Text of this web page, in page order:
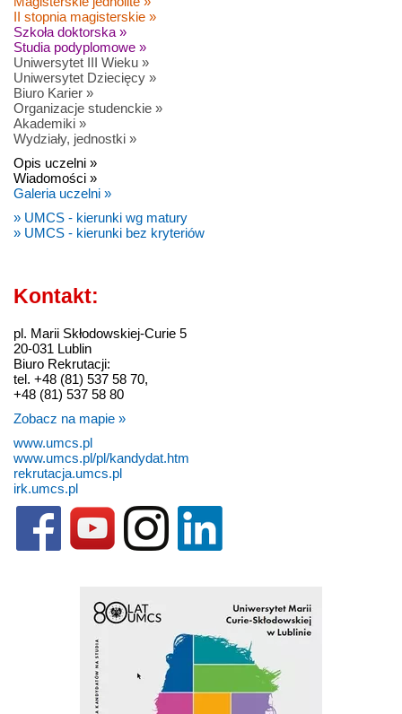
II stopnia magisterskie »
Szkoła doktorska »
Studia podyplomowe »
Uniwersytet III Wieku »
Uniwersytet Dziecięcy »
Biuro Karier »
Organizacje studenckie »
Akademiki »
Wydziały, jednostki »
Opis uczelni »
Wiadomości »
Galeria uczelni »
» UMCS - kierunki wg matury
» UMCS - kierunki bez kryteriów
Kontakt:
pl. Marii Skłodowskiej-Curie 5
20-031 Lublin
Biuro Rekrutacji:
tel. +48 (81) 537 58 70,
+48 (81) 537 58 80
Zobacz na mapie »
www.umcs.pl
www.umcs.pl/pl/kandydat.htm
rekrutacja.umcs.pl
irk.umcs.pl